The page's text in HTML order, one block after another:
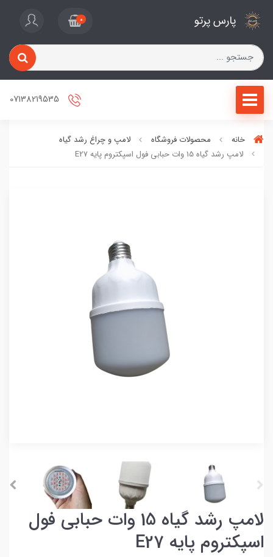
پارس پرتو 0
خانه محصولات فروشگاه
لامپ و چراغ رشد گیاه
لامپ رشد گیاه 15 وات حبابی فول اسپکتروم پایه E27
لامپ رشد گیاه 15 وات حبابی فول
اسپکتروم پایه E27